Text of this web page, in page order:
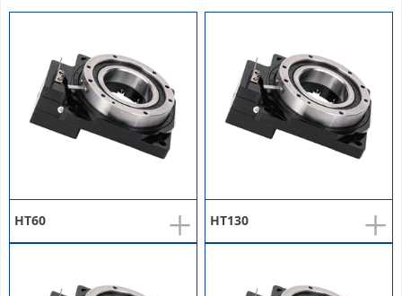
+
HT60 +
HT130